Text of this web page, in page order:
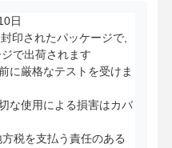
日
印されたパッケージで,
で出荷されます
に厳格なテストを受けま
な使用による損害はカバ
税を支払う責任のある